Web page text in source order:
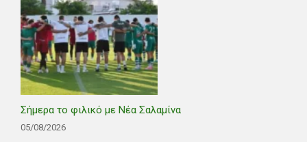
Σήμερα το φιλικό με Νέα Σαλαμίνα
05/08/2026